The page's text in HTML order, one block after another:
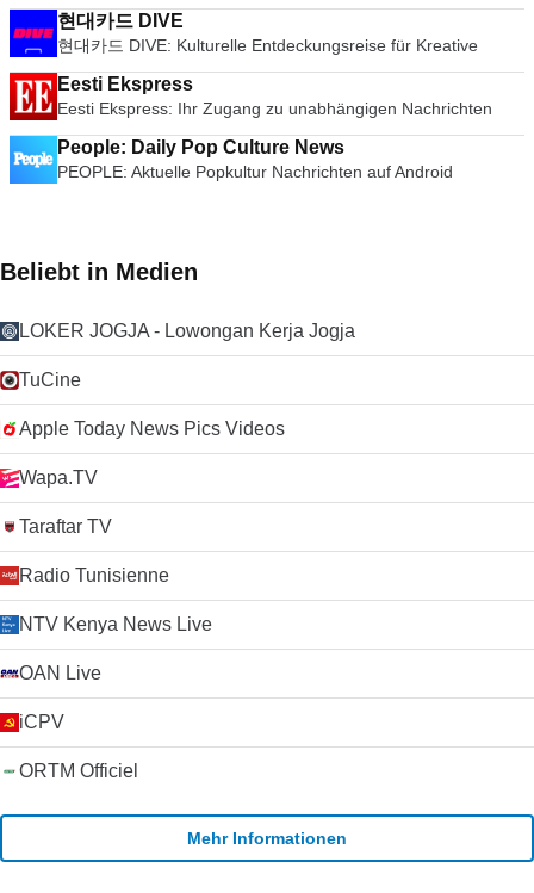
현대카드 DIVE
현대카드 DIVE: Kulturelle Entdeckungsreise für Kreative
Eesti Ekspress
Eesti Ekspress: Ihr Zugang zu unabhängigen Nachrichten
People: Daily Pop Culture News
PEOPLE: Aktuelle Popkultur Nachrichten auf Android
Beliebt in Medien
LOKER JOGJA - Lowongan Kerja Jogja
TuCine
Apple Today News Pics Videos
Wapa.TV
Taraftar TV
Radio Tunisienne
NTV Kenya News Live
OAN Live
iCPV
ORTM Officiel
Mehr Informationen